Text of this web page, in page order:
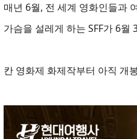
매년 6월, 전 세계 영화인들과
가슴을 설레게 하는 SFF가 6
칸 영화제 화제작부터 아직 개